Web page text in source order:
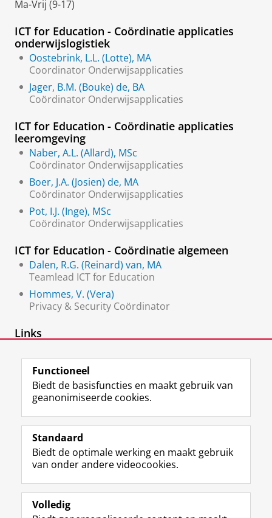
Ma-Vrij (9-17)
ICT for Education - Coördinatie applicaties
onderwijslogistiek
Oostebrink, L.L. (Lotte), MA
Coordinator Onderwijsapplicaties
Jager, B.M. (Bouke) de, BA
Coördinator Onderwijsapplicaties
ICT for Education - Coördinatie applicaties
leeromgeving
Naber, A.L. (Allard), MSc
Coördinator Onderwijsapplicaties
Boer, J.A. (Josien) de, MA
Coördinator Onderwijsapplicaties
Pot, I.J. (Inge), MSc
Coördinator Onderwijsapplicaties
ICT for Education - Coördinatie algemeen
Dalen, R.G. (Reinard) van, MA
Teamlead ICT for Education
Hommes, V. (Vera)
Privacy & Security Coördinator
Links
Volg de RUG
F
a
e
b
o
L
i
k
e
I
R
S
-
f
e
I
n
t
r
Y
o
T
e
Studiekiezers
Alumni
Functioneel
Biedt de basisfuncties en maakt gebruik van
geanonimiseerde cookies.
Standaard
Biedt de optimale werking en maakt gebruik
van onder andere videocookies.
Volledig